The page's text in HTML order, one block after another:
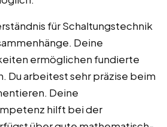
für Schaltungstechnik
Deine
ermöglichen fundierte
Du arbeitest sehr präzise beim
Deine
hilft bei der